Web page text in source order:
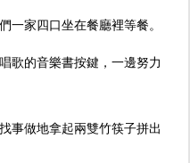
一家四口坐在餐廳裡等餐。
歌的音樂書按鍵，一邊努力
事做地拿起兩雙竹筷子拼出